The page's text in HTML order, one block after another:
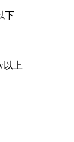
下
以上